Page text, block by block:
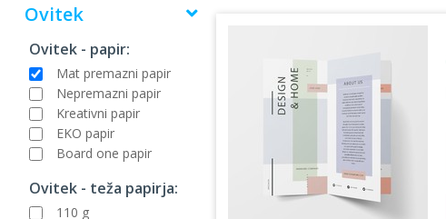
Ovitek
Ovitek - papir:
Mat premazni papir
Nepremazni papir
Kreativni papir
EKO papir
Board one papir
Ovitek - teža papirja:
110 g